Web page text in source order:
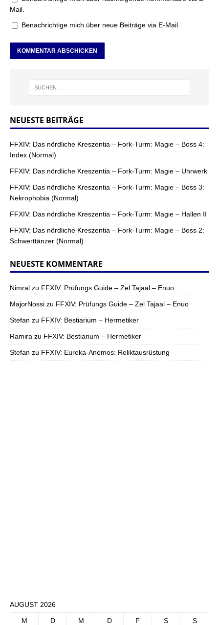
Mail.
Benachrichtige mich über neue Beiträge via E-Mail.
NEUESTE BEITRÄGE
FFXIV: Das nördliche Kreszentia – Fork-Turm: Magie – Boss 4:
Index (Normal)
FFXIV: Das nördliche Kreszentia – Fork-Turm: Magie – Uhrwerk
FFXIV: Das nördliche Kreszentia – Fork-Turm: Magie – Boss 3:
Nekrophobia (Normal)
FFXIV: Das nördliche Kreszentia – Fork-Turm: Magie – Hallen II
FFXIV: Das nördliche Kreszentia – Fork-Turm: Magie – Boss 2:
Schwerttänzer (Normal)
NEUESTE KOMMENTARE
Nimral zu FFXIV: Prüfungs Guide – Zel Tajaal – Enuo
MajorNossi zu FFXIV: Prüfungs Guide – Zel Tajaal – Enuo
Stefan zu FFXIV: Bestiarium – Hermetiker
Ramira zu FFXIV: Bestiarium – Hermetiker
Stefan zu FFXIV: Eureka-Anemos: Reliktausrüstung
AUGUST 2026
M D M D F S S